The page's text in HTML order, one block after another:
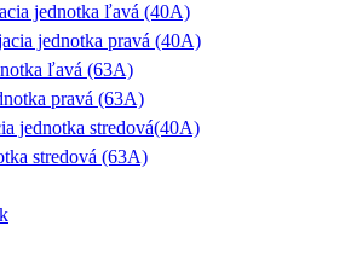
jednotka ľavá (40A)
jednotka pravá (40A)
ľavá (63A)
pravá (63A)
jednotka stredová(40A)
stredová (63A)